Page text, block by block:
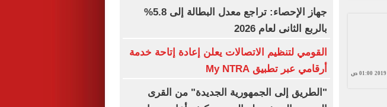
جهاز الإحصاء: تراجع معدل البطالة إلى 5.8%
بالربع الثانى لعام 2026
القومي لتنظيم الاتصالات يعلن إعادة إتاحة خدمة
أرقامي عبر تطبيق My NTRA
"الطريق إلى الجمهورية الجديدة" من القرى